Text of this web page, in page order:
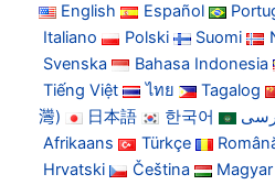
English Español
Italiano
Polski Suomi
Svenska
Bahasa Indonesia
Tiếng Việt
ไทย Tagalog
灣)
日本語 한국어
Afrikaans
Türkçe
Hrvatski
Čeština Magyar